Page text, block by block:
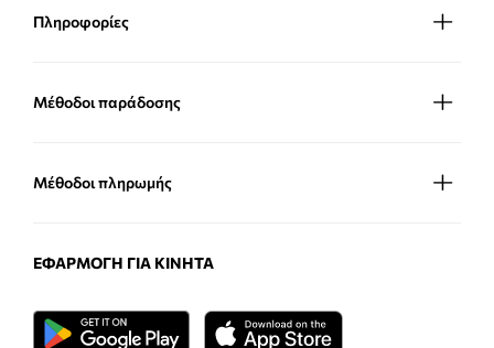
Πληροφορίες
Μέθοδοι παράδοσης
Μέθοδοι πληρωμής
ΕΦΑΡΜΟΓΉ ΓΙΑ ΚΙΝΗΤΆ